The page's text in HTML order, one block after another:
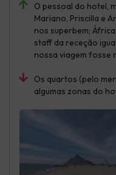
O pessoal do hotel,
Mariano, Priscilla e
nos superbem;
staff da receção
nossa viagem fosse
Os quartos (pelo
algumas zonas do